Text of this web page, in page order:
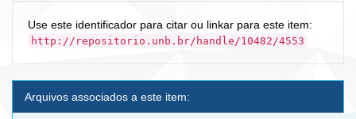
Use este identificador para citar ou linkar para este item:
http://repositorio.unb.br/handle/10482/4553
Arquivos associados a este item: